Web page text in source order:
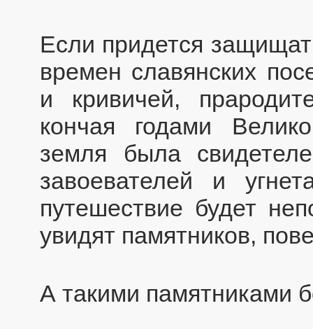
Если придется
времен славянских
и кривичей,
кончая годами
земля была
завоевателей и
путешествие будет
увидят памятников,
А такими памятниками